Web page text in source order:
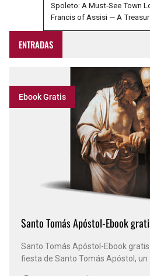
Spoleto: A Must-See Town
Francis of Assisi — A
ENTRADAS
Ebook Gratis
Santo Tomás Apóstol-Ebook
Santo Tomás Apóstol-Ebook gratis
fiesta de Santo Tomás Apóstol, un